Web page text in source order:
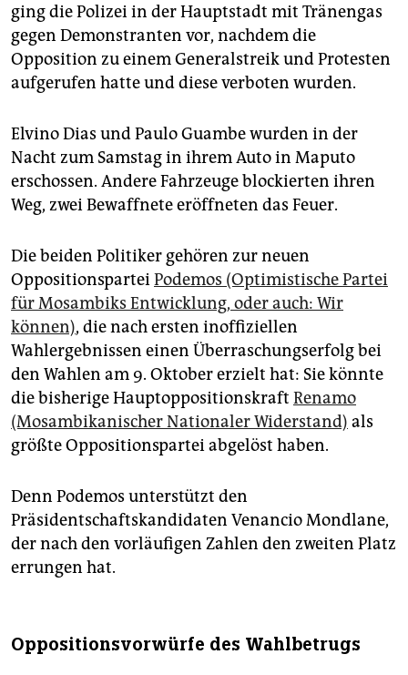
ging die Polizei in der Hauptstadt mit Tränengas
gegen Demonstranten vor, nachdem die
Opposition zu einem Generalstreik und Protesten
aufgerufen hatte und diese verboten wurden.
Elvino Dias und Paulo Guambe wurden in der
Nacht zum Samstag in ihrem Auto in Maputo
erschossen. Andere Fahrzeuge blockierten ihren
Weg, zwei Bewaffnete eröffneten das Feuer.
Die beiden Politiker gehören zur neuen
OppositionsparteiPodemos (Optimistische Partei
für Mosambiks Entwicklung, oder auch: Wir
können), die nach ersten inoffiziellen
Wahlergebnissen einen Überraschungserfolg bei
den Wahlen am 9. Oktober erzielt hat: Sie könnte
die bisherige Hauptoppositionskraft Renamo
(Mosambikanischer Nationaler Widerstand) als
größte Oppositionspartei abgelöst haben.
Denn Podemos unterstützt den
Präsidentschaftskandidaten Venancio Mondlane,
der nach den vorläufigen Zahlen den zweiten Platz
errungen hat.
Oppositionsvorwürfe des Wahlbetrugs